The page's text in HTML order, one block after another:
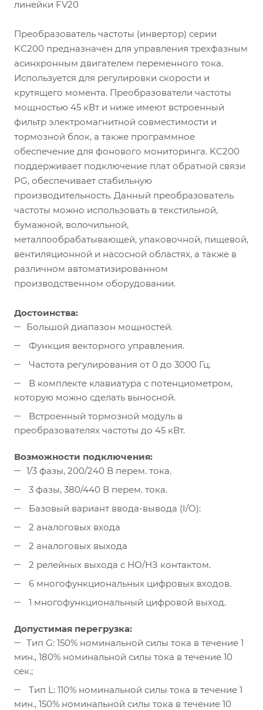
линейки FV20
Преобразователь частоты (инвертор) серии
KC200 предназначен для управления трехфазным
асинхронным двигателем переменного тока.
Используется для регулировки скорости и
крутящего момента. Преобразователи частоты
мощностью 45 кВт и ниже имеют встроенный
фильтр электромагнитной совместимости и
тормозной блок, а также программное
обеспечение для фонового мониторинга. KC200
поддерживает подключение плат обратной связи
PG, обеспечивает стабильную
производительность. Данный преобразователь
частоты можно использовать в текстильной,
бумажной, волочильной,
металлообрабатывающей, упаковочной, пищевой,
вентиляционной и насосной областях, а также в
различном автоматизированном
производственном оборудовании.
Достоинства:
Большой диапазон мощностей.
Функция векторного управления.
Частота регулирования от 0 до 3000 Гц.
В комплекте клавиатура с потенциометром,
которую можно сделать выносной.
Встроенный тормозной модуль в
преобразователях частоты до 45 кВт.
Возможности подключения:
1/3 фазы, 200/240 В перем. тока.
3 фазы, 380/440 В перем. тока.
Базовый вариант ввода-вывода (I/O):
2 аналоговых входа
2 аналоговых выхода
2 релейных выхода с НО/НЗ контактом.
6 многофункциональных цифровых входов.
1 многофункциональный цифровой выход.
Допустимая перегрузка:
Тип G: 150% номинальной силы тока в течение 1
мин., 180% номинальной силы тока в течение 10
сек.;
Тип L: 110% номинальной силы тока в течение 1
мин., 150% номинальной силы тока в течение 10